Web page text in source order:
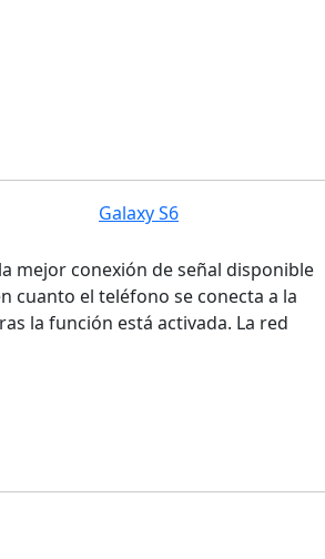
Galaxy S6
mejor conexión de señal disponible
cuanto el teléfono se conecta a la
la función está activada. La red